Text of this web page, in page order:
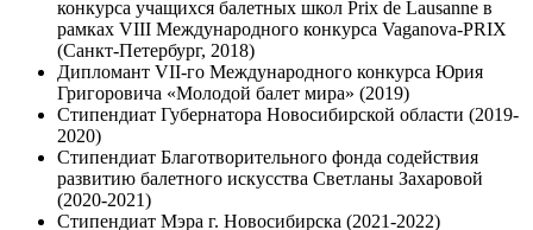
конкурса учащихся балетных школ Prix de Lausanne в
рамках VIII Международного конкурса Vaganova-PRIX
(Санкт-Петербург, 2018)
Дипломант VII-го Международного конкурса Юрия
Григоровича «Молодой балет мира» (2019)
Стипендиат Губернатора Новосибирской области (2019-
2020)
Стипендиат Благотворительного фонда содействия
развитию балетного искусства Светланы Захаровой
(2020-2021)
Стипендиат Мэра г. Новосибирска (2021-2022)